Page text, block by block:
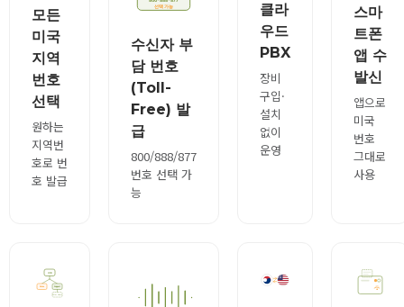
모든
미국
지역
번호
선택
원하는
지역번
호로 번
호 발급
수신자 부
담 번호
(Toll-
Free) 발
급
800/888/877
번호 선택 가
능
클라
우드
PBX
장비
구입·
설치
없이
운영
스마
트폰
앱 수
발신
앱으로
미국
번호
그대로
사용